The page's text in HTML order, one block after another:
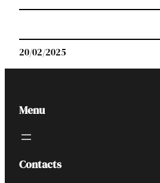
20/02/2025
Menu
Contacts